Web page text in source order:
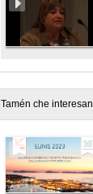
Tamén che interesan